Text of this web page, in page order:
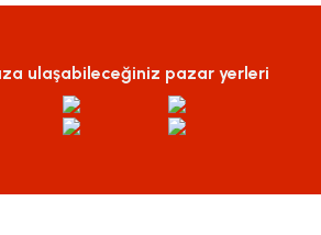
ulaşabileceğiniz pazar yerleri